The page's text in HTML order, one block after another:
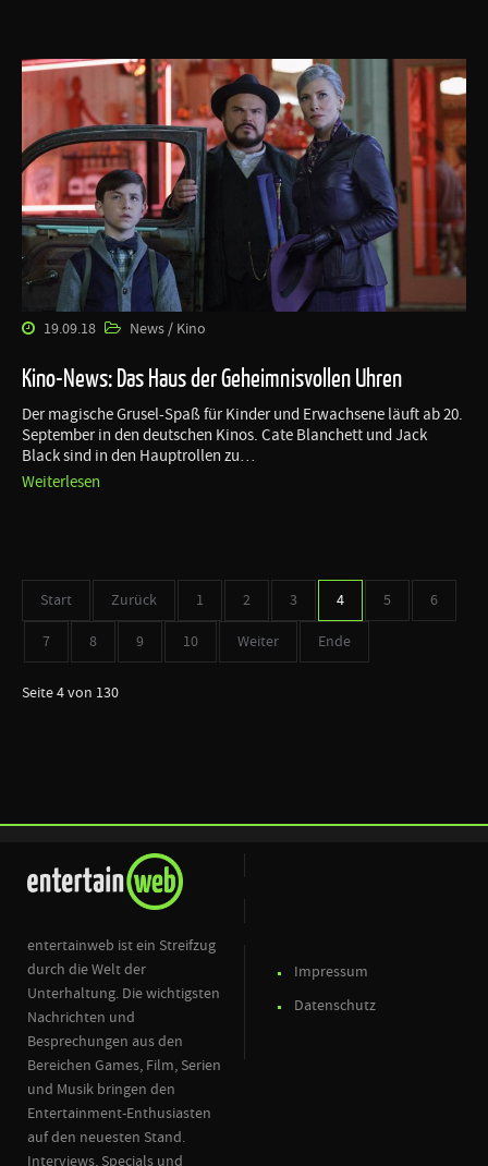
19.09.18 News / Kino
Kino-News: Das Haus der Geheimnisvollen Uhren
Der magische Grusel-Spaß für Kinder und Erwachsene läuft ab 20.
September in den deutschen Kinos. Cate Blanchett und Jack
Black sind in den Hauptrollen zu…
Weiterlesen
Start Zurück 1 2 3 4 5 6
7 8 9 10 Weiter Ende
Seite 4 von 130
entertainweb ist ein Streifzug
durch die Welt der
Unterhaltung. Die wichtigsten
Nachrichten und
Besprechungen aus den
Bereichen Games, Film, Serien
und Musik bringen den
Entertainment-Enthusiasten
auf den neuesten Stand.
Interviews, Specials und
Impressum
Datenschutz